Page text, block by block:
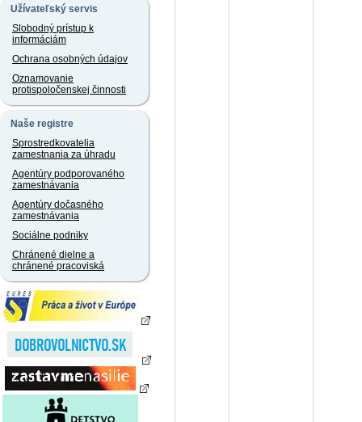
Užívateľský servis
Slobodný prístup k
informáciám
Ochrana osobných údajov
Oznamovanie
protispoločenskej činnosti
Naše registre
Sprostredkovatelia
zamestnania za úhradu
Agentúry podporovaného
zamestnávania
Agentúry dočasného
zamestnávania
Sociálne podniky
Chránené dielne a
chránené pracoviská